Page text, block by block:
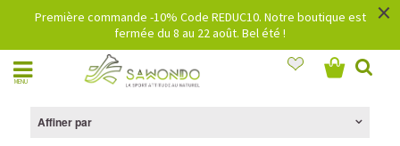
Première commande -10% Code REDUC10. Notre boutique est
fermée du 8 au 22 août. Bel été !
×
MENU
Affiner par